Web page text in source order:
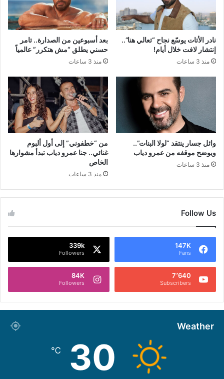
نادر الأتات يوسّع نجاح “تعالي هنا”..
إنتشار لافت خلال أيام!
منذ 3 ساعات
بعد أسبوعين من الصدارة.. تامر
حسني يطلق “مش هتكرر” عالمياً
منذ 3 ساعات
وائل جسار ينتقد “لولا البنات”..
ويوضح موقفه من عمرو دياب
منذ 3 ساعات
من “خطفوني” إلى أول ألبوم
غنائي.. جنا عمرو دياب تبدأ مشوارها
الخاص
منذ 3 ساعات
Follow Us
147K
Fans
339k
Followers
7٬640
Subscribers
84K
Followers
Weather
30
℃